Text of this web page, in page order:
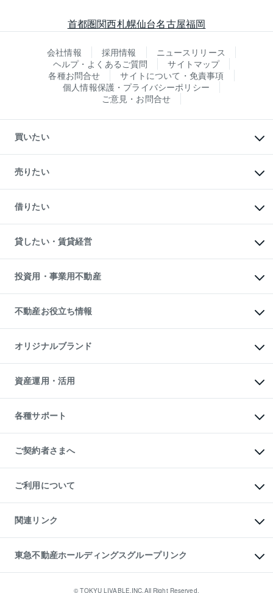
首都圏関西札幌仙台名古屋福岡
会社情報 採用情報
ニュースリリース
ヘルプ・よくあるご質問
サイトマップ
各種お問合せ
サイトについて・免責事項
個人情報保護・プライバシーポリシー
ご意見・お問合せ
買いたい
新築・分譲マンションの購入
中古マンションの購入
一戸建ての購入
中古一戸建ての購入
不動産購入の流れ
注目キーワード物件特集
購入ガイド
English 繁体中文簡体中文
売りたい
一戸建ての売却・査定
土地の売却・査定
スピードAI査定
不動産査定について
不動産売却の流れ
不動産買換えの流れ
売却ガイド
借りたい
オフィス・店舗の賃貸
借りるときの流れ
借りるガイド
貸したい・賃貸経営
マンション賃料データ
賃貸管理プラン
リロケーションについて
貸すガイド
投資用・事業用不動産
事業用不動産
マンション投資
投資用マンション
アパート経営
収益物件
ビル購入（ビル一棟）
投資用不動産の売却査定
事業用不動産の売却査定
不動産お役立ち情報
マンションライブラリー
人気マンションランキング
暮らしに役立つ不動産メディア
不動産相場・不動産価格情報
不動産コラム・ニュース
不動産用語集
不動産なんでもネット相談室
住まいの税金
オリジナルブランド
一棟リノベーションマンション
L`GENTE（ルジェンテ）
区分リノベーションマンション
投資用一棟レジデンスWELL
不動産小口投資
LEGACIA（レガシア）
資産運用・活用
不動産M&A
アセットマネジメント・出資
各種サポート
相続サポート
リフォームサポート
ご契約者さまへ
ご紹介・再契約特典
入居者様専用-各種ご案内（賃貸）
東急こすもす会「こすもすWeb」
ご利用について
金融商品取引について
東急リバブル ソーシャルメディアポリシー
ご意見・お問い合わせ（金融商品取引専用の相談・お問い合わせ窓口）
ダイレクトメール（郵送物）・Eメールなどの送付停止について
関連リンク
これからご結婚される方に東急百貨店のブライダルクラブ
人材サービスのご用命は 東急リバブルスタッフ株式会社まで
東北の逸品を贈ります 東北すぐれものセレクション
東急不動産ホールディングスグループリンク
東急コミュニティー© TOKYU LIVABLE,INC.All Right Reserved.